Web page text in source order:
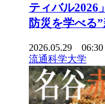
ティバル
防災を学べる
2026.05.29 06:30
流通科学大学